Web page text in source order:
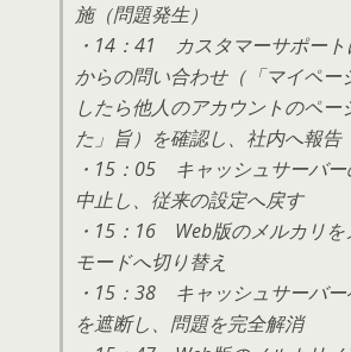
施（問題発生）
・14：41 カスタマーサポート
からの問い合わせ（「マイペー
したら他人のアカウントのペー
た」旨）を確認し、社内へ報告
・15：05 キャッシュサーバ
中止し、従来の設定へ戻す
・15：16 Web版のメルカリを
モードへ切り替え
・15：38 キャッシュサーバー
を遮断し、問題を完全解消